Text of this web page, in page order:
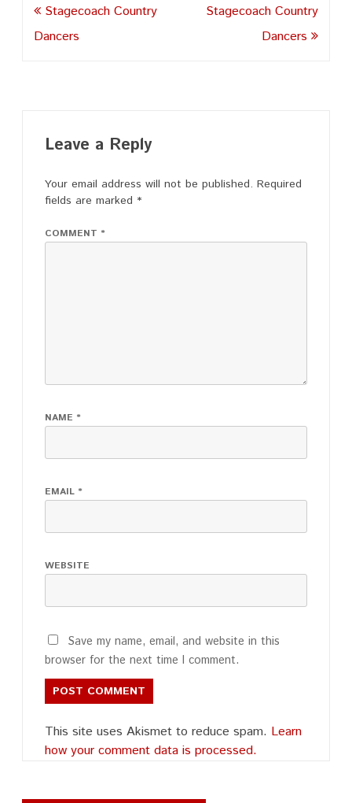
Post
navigation
Stagecoach Country
Dancers
Stagecoach Country
Dancers
Leave a Reply
Your email address will not be published. Required
fields are marked *
COMMENT *
NAME *
EMAIL *
WEBSITE
Save my name, email, and website in this
browser for the next time I comment.
This site uses Akismet to reduce spam. Learn
how your comment data is processed.